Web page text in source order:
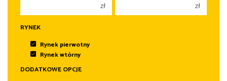
zł zł
RYNEK
Rynek pierwotny
Rynek wtórny
DODATKOWE OPCJE